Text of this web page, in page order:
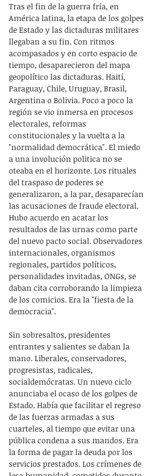
Tras el fin de la guerra fría, en
América latina, la etapa de los golpes
de Estado y las dictaduras militares
llegaban a su fin. Con ritmos
acompasados y en corto espacio de
tiempo, desaparecieron del mapa
geopolítico las dictaduras. Haití,
Paraguay, Chile, Uruguay, Brasil,
Argentina o Bolivia. Poco a poco la
región se vio inmersa en procesos
electorales, reformas
constitucionales y la vuelta a la
"normalidad democrática". El miedo
a una involución politica no se
oteaba en el horizonte. Los rituales
del traspaso de poderes se
generalizaron, a la par, desaparecían
las acusaciones de fraude electoral.
Hubo acuerdo en acatar los
resultados de las urnas como parte
del nuevo pacto social. Observadores
internacionales, organismos
regionales, partidos políticos,
personalidades invitadas, ONGs, se
daban cita corroborando la limpieza
de los comicios. Era la "fiesta de la
democracia".
Sin sobresaltos, presidentes
entrantes y salientes se daban la
mano. Liberales, conservadores,
progresistas, radicales,
socialdemócratas. Un nuevo ciclo
anunciaba el ocaso de los golpes de
Estado. Había que facilitar el regreso
de las fuerzas armadas a sus
cuarteles, al tiempo que evitar una
pública condena a sus mandos. Era
la forma de pagar la deuda por los
servicios prestados. Los crímenes de